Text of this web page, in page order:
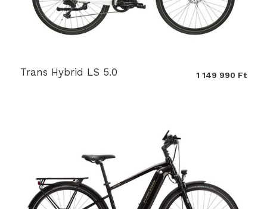
Trans Hybrid LS 5.0 1 149 990 Ft